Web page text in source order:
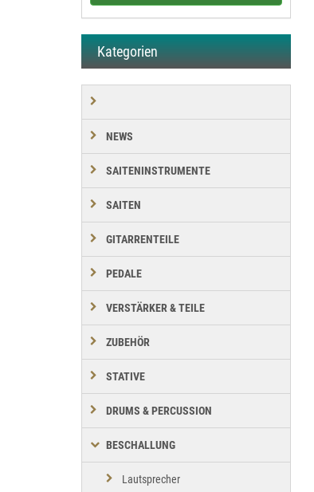
Kategorien
NEWS
SAITENINSTRUMENTE
SAITEN
GITARRENTEILE
PEDALE
VERSTÄRKER & TEILE
ZUBEHÖR
STATIVE
DRUMS & PERCUSSION
BESCHALLUNG
Lautsprecher